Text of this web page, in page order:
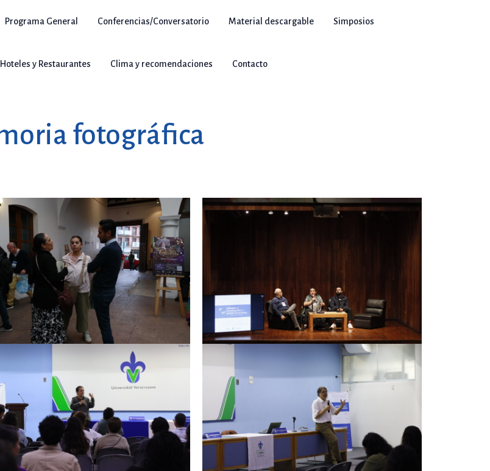
Programa General Conferencias/Conversatorio Material descargable Simposios
Hoteles y Restaurantes Clima y recomendaciones Contacto
fotográfica